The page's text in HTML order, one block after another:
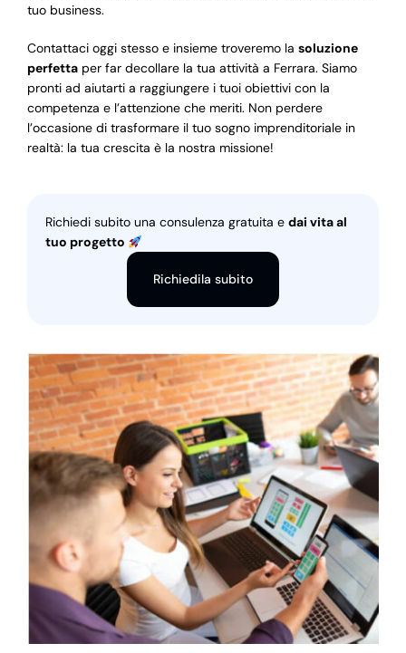
tuo business.
Contattaci oggi stesso e insieme troveremo la soluzione
perfettaper far decollare la tua attività a Ferrara. Siamo
pronti ad aiutarti a raggiungere i tuoi obiettivi con la
competenza e l’attenzione che meriti. Non perdere
l’occasione di trasformare il tuo sogno imprenditoriale in
realtà: la tua crescita è la nostra missione!
Richiedi subito una consulenza gratuita e dai vita al
tuo progetto
Richiedila subito